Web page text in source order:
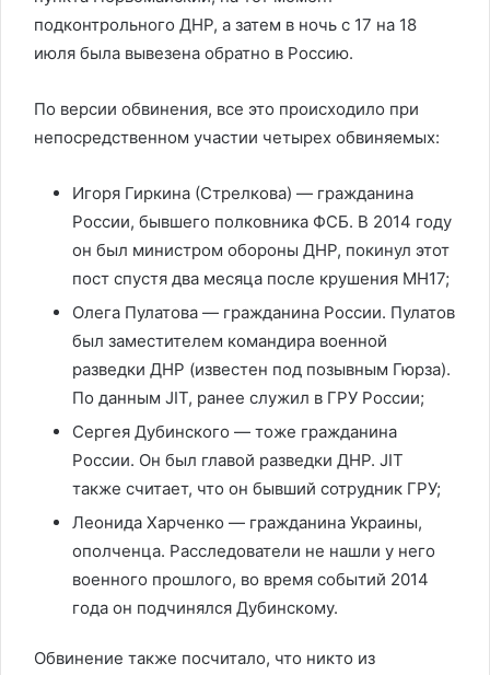
подконтрольного ДНР, а затем в ночь с 17 на 18
июля была вывезена обратно в Россию.
По версии обвинения, все это происходило при
непосредственном участии четырех обвиняемых:
Игоря Гиркина (Стрелкова) — гражданина
России, бывшего полковника ФСБ. В 2014 году
он был министром обороны ДНР, покинул этот
пост спустя два месяца после крушения MH17;
Олега Пулатова — гражданина России. Пулатов
был заместителем командира военной
разведки ДНР (известен под позывным Гюрза).
По данным JIT, ранее служил в ГРУ России;
Сергея Дубинского — тоже гражданина
России. Он был главой разведки ДНР. JIT
также считает, что он бывший сотрудник ГРУ;
Леонида Харченко — гражданина Украины,
ополченца. Расследователи не нашли у него
военного прошлого, во время событий 2014
года он подчинялся Дубинскому.
Обвинение также посчитало, что никто из